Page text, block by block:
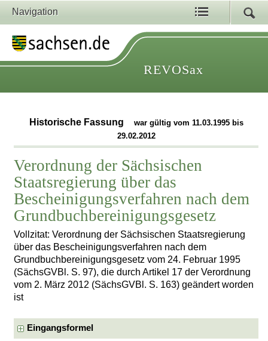
Navigation
REVOSax
Historische Fassung
war gültig vom 11.03.1995 bis
29.02.2012
Verordnung der Sächsischen
Staatsregierung über das
Bescheinigungsverfahren nach dem
Grundbuchbereinigungsgesetz
Vollzitat: Verordnung der Sächsischen Staatsregierung
über das Bescheinigungsverfahren nach dem
Grundbuchbereinigungsgesetz vom 24. Februar 1995
(SächsGVBl. S. 97), die durch Artikel 17 der Verordnung
vom 2. März 2012 (SächsGVBl. S. 163) geändert worden
ist
Eingangsformel